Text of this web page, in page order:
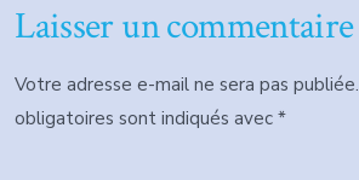
Laisser un commentaire
Votre adresse e-mail ne sera pas publiée.
obligatoires sont indiqués avec*